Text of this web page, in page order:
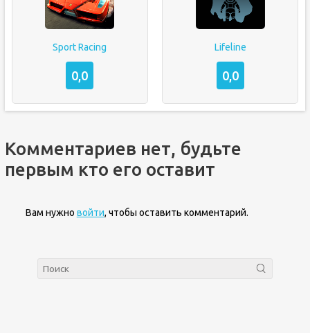
Sport Racing
0,0
Lifeline
0,0
Комментариев нет, будьте
первым кто его оставит
Вам нужно войти, чтобы оставить комментарий.